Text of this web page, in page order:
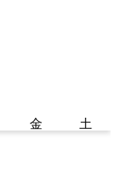
金 土